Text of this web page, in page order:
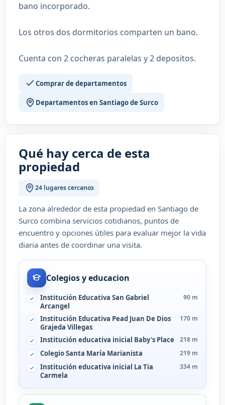
bano incorporado.
Los otros dos dormitorios comparten un bano.
Cuenta con 2 cocheras paralelas y 2 depositos.
Comprar de departamentos
Departamentos en Santiago de Surco
Qué hay cerca de esta
propiedad
24 lugares cercanos
La zona alrededor de esta propiedad en Santiago de
Surco combina servicios cotidianos, puntos de
encuentro y opciones útiles para evaluar mejor la vida
diaria antes de coordinar una visita.
Colegios y educacion
Institución Educativa San Gabriel
Arcangel
90 m
Institución Educativa Pead Juan De Dios
Grajeda Villegas
170 m
Institución educativa inicial Baby's Place 218 m
Colegio Santa María Marianista 219 m
Institución educativa inicial La Tia
Carmela
334 m